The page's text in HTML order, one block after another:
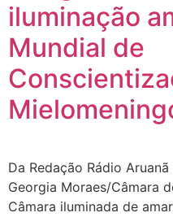
iluminação
Mundial de
Da Redação Rádio
Georgia Moraes/Câmara
Câmara iluminada de